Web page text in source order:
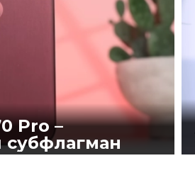
Pro –